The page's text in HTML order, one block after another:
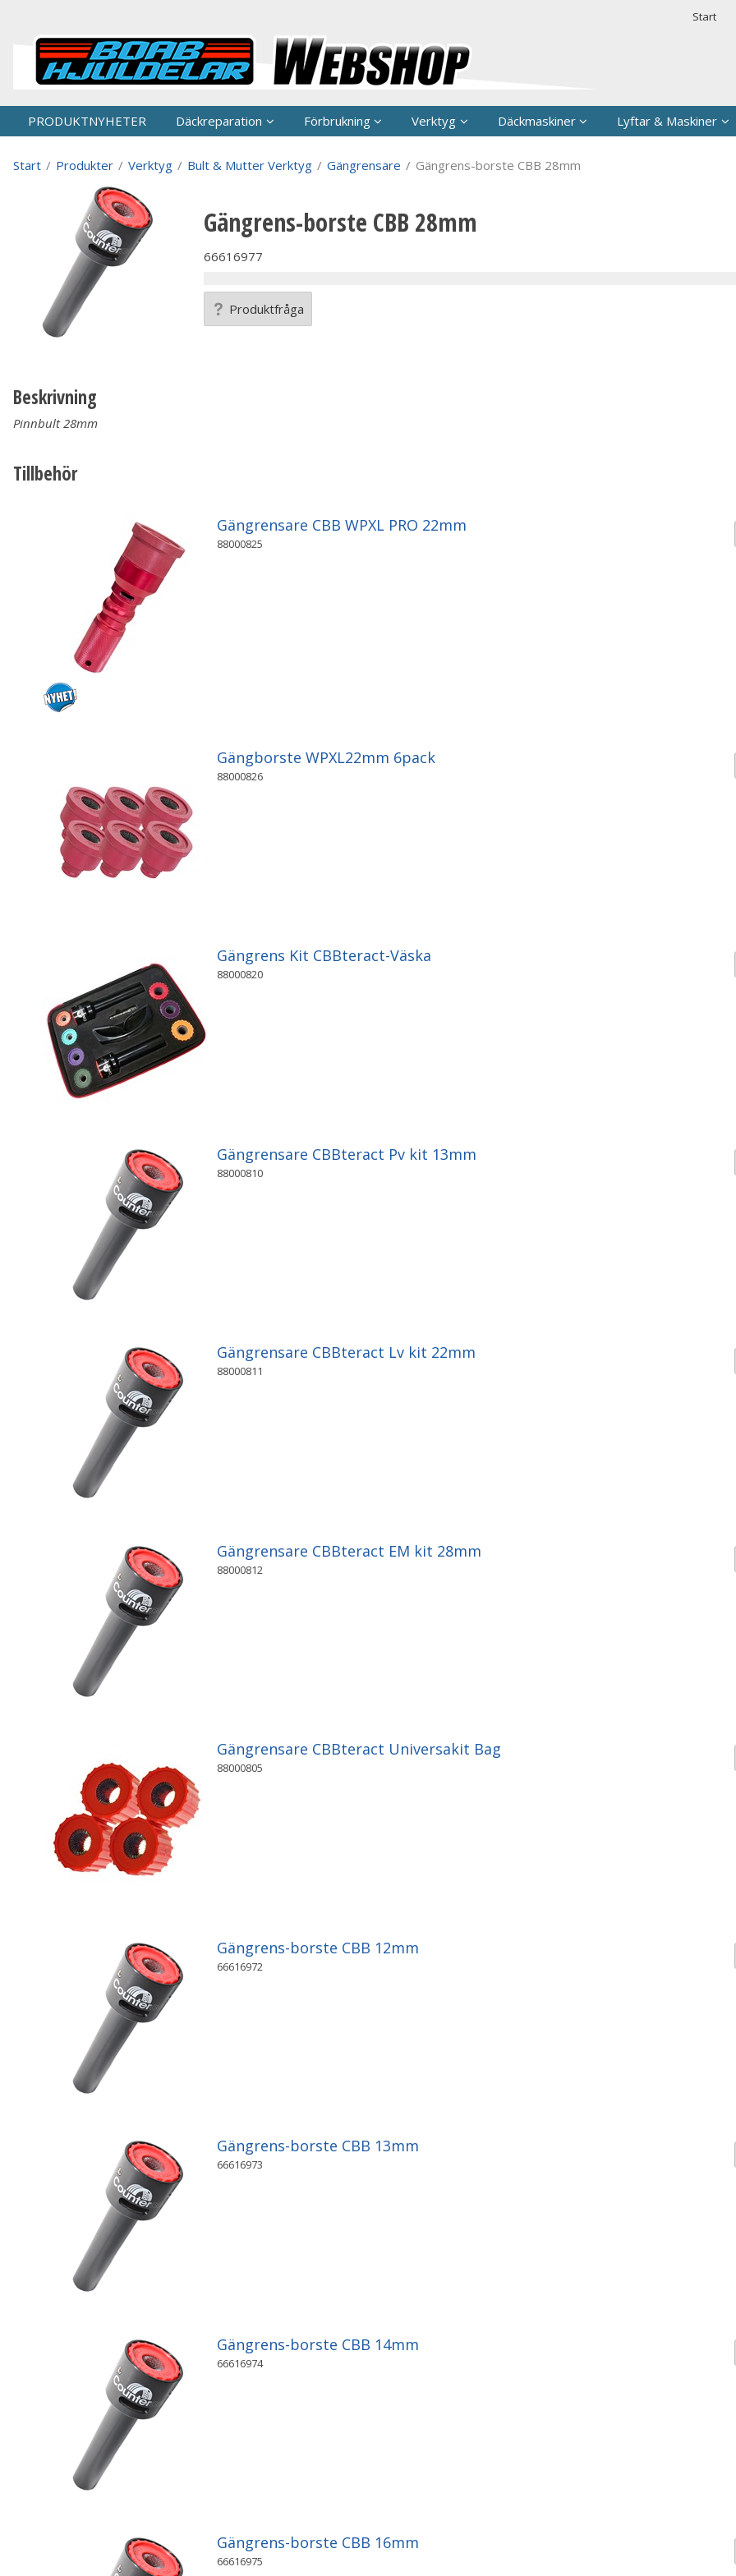
Start
Säkerhet &
PRODUKTNYHETER Däckreparation Förbrukning Verktyg Däckmaskiner Lyftar & Maskiner
Start / Produkter / Verktyg / Bult & Mutter Verktyg / Gängrensare / Gängrens-borste CBB 28mm
Gängrens-borste CBB 28mm
66616977
Produktfråga
Beskrivning
Pinnbult 28mm
Tillbehör
Gängrensare CBB WPXL PRO 22mm
88000825
Gängborste WPXL22mm 6pack
88000826
Gängrens Kit CBBteract-Väska
88000820
Gängrensare CBBteract Pv kit 13mm
88000810
Gängrensare CBBteract Lv kit 22mm
88000811
Gängrensare CBBteract EM kit 28mm
88000812
Gängrensare CBBteract Universakit Bag
88000805
Gängrens-borste CBB 12mm
66616972
Gängrens-borste CBB 13mm
66616973
Gängrens-borste CBB 14mm
66616974
Gängrens-borste CBB 16mm
66616975